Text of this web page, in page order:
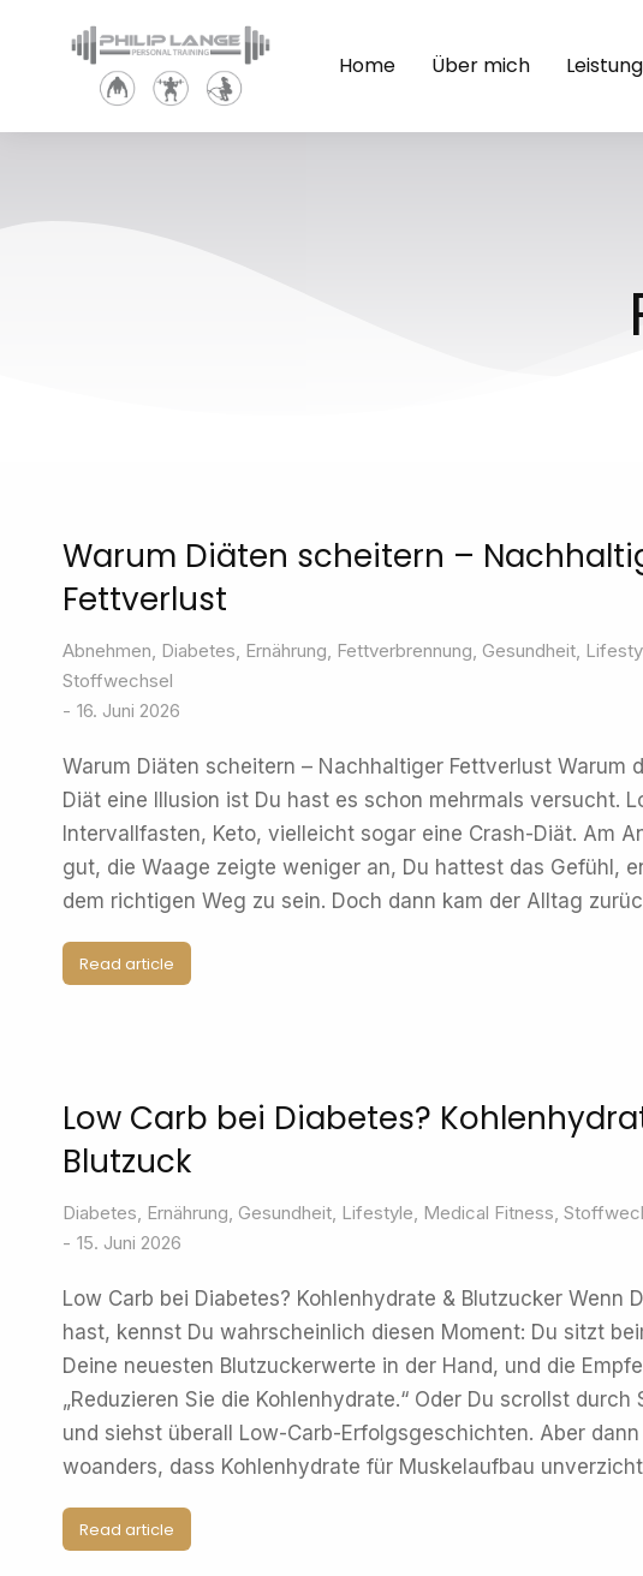
Home Über mich
Warum Diäten scheitern –
Fettverlust
Abnehmen, Diabetes, Ernährung, Fettverbrennung, Gesundheit,
Stoffwechsel
16. Juni 2026
Warum Diäten scheitern – Nachhaltiger Fettverlust Warum
Diät eine Illusion ist Du hast es schon mehrmals versucht.
Intervallfasten, Keto, vielleicht sogar eine Crash-Diät. Am
gut, die Waage zeigte weniger an, Du hattest das Gefühl,
dem richtigen Weg zu sein. Doch dann kam der Alltag
Read article
Low Carb bei Diabetes?
Blutzuck
Diabetes, Ernährung, Gesundheit, Lifestyle, Medical Fitness,
15. Juni 2026
Low Carb bei Diabetes? Kohlenhydrate & Blutzucker Wenn
hast, kennst Du wahrscheinlich diesen Moment: Du sitzt
Deine neuesten Blutzuckerwerte in der Hand, und die
„Reduzieren Sie die Kohlenhydrate.“ Oder Du scrollst durch
und siehst überall Low-Carb-Erfolgsgeschichten. Aber
woanders, dass Kohlenhydrate für Muskelaufbau
Read article